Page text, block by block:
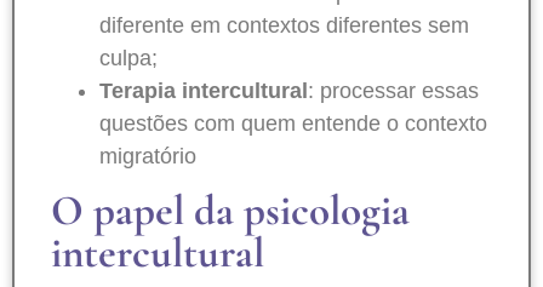
diferente em contextos diferentes sem
culpa;
Terapia intercultural: processar essas
questões com quem entende o contexto
migratório
O papel da psicologia
intercultural